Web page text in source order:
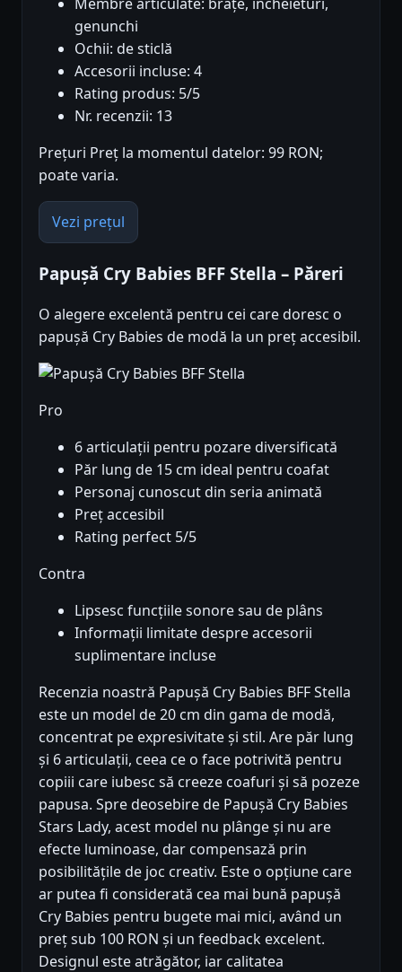
genunchi
Ochii: de sticlă
Accesorii incluse: 4
Rating produs: 5/5
Nr. recenzii: 13
Prețuri Preț la momentul datelor: 99 RON;
poate varia.
Vezi prețul
Papușă Cry Babies BFF Stella – Păreri
O alegere excelentă pentru cei care doresc o
papușă Cry Babies de modă la un preț accesibil.
Pro
6 articulații pentru pozare diversificată
Păr lung de 15 cm ideal pentru coafat
Personaj cunoscut din seria animată
Preț accesibil
Rating perfect 5/5
Contra
Lipsesc funcțiile sonore sau de plâns
Informații limitate despre accesorii
suplimentare incluse
Recenzia noastră Papușă Cry Babies BFF Stella
este un model de 20 cm din gama de modă,
concentrat pe expresivitate și stil. Are păr lung
și 6 articulații, ceea ce o face potrivită pentru
copiii care iubesc să creeze coafuri și să pozeze
papusa. Spre deosebire de Papușă Cry Babies
Stars Lady, acest model nu plânge și nu are
efecte luminoase, dar compensază prin
posibilitățile de joc creativ. Este o opțiune care
ar putea fi considerată cea mai bună papușă
Cry Babies pentru bugete mai mici, având un
preț sub 100 RON și un feedback excelent.
Designul este atrăgător, iar calitatea